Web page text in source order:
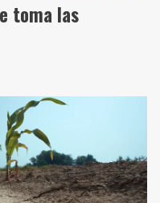
toma las